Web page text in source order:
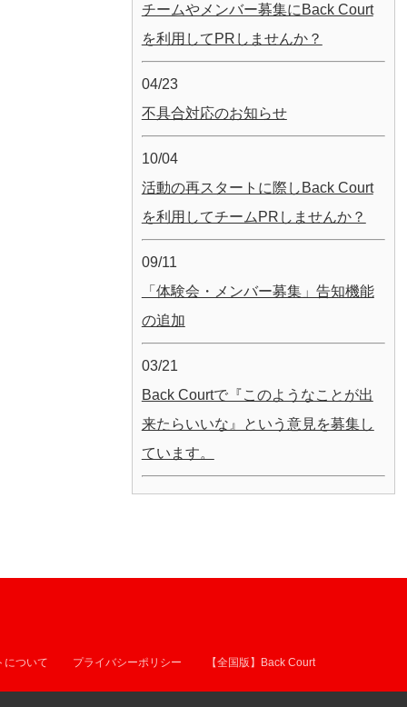
チームやメンバー募集にBack Court
を利用してPRしませんか？
04/23
不具合対応のお知らせ
10/04
活動の再スタートに際しBack Court
を利用してチームPRしませんか？
09/11
「体験会・メンバー募集」告知機能
の追加
03/21
Back Courtで『このようなことが出
来たらいいな』という意見を募集し
ています。
について プライバシーポリシー 【全国版】Back Court